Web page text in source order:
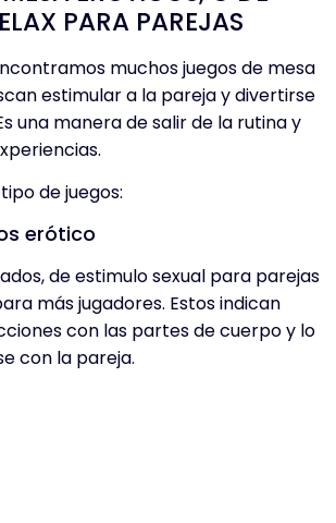
PARA PAREJAS
muchos juegos de mesa
estimular a la pareja y divertirse
una manera de salir de la rutina y
de juegos:
erótico
de estimulo sexual para parejas
más jugadores. Estos indican
con las partes de cuerpo y lo
con la pareja.